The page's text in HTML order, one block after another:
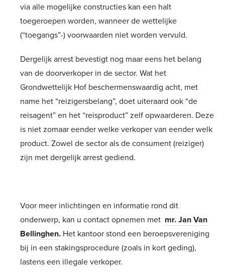
via alle mogelijke constructies kan een halt
toegeroepen worden, wanneer de wettelijke
(“toegangs”-) voorwaarden niet worden vervuld.
Dergelijk arrest bevestigt nog maar eens het belang
van de doorverkoper in de sector. Wat het
Grondwettelijk Hof beschermenswaardig acht, met
name het “reizigersbelang”, doet uiteraard ook “de
reisagent” en het “reisproduct” zelf opwaarderen. Deze
is niet zomaar eender welke verkoper van eender welk
product. Zowel de sector als de consument (reiziger)
zijn met dergelijk arrest gediend.
Voor meer inlichtingen en informatie rond dit
onderwerp, kan u contact opnemen met mr. Jan Van
Bellinghen. Het kantoor stond een beroepsvereniging
bij in een stakingsprocedure (zoals in kort geding),
lastens een illegale verkoper.